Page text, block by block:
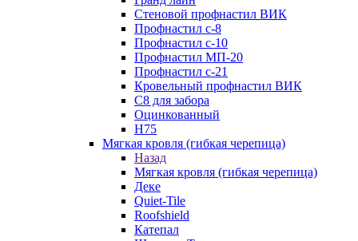
Стеновой профнастил ВИК
Профнастил с-8
Профнастил с-10
Профнастил МП-20
Профнастил с-21
Кровельный профнастил ВИК
С8 для забора
Оцинкованный
Н75
Мягкая кровля (гибкая черепица)
Назад
Мягкая кровля (гибкая черепица)
Деке
Quiet-Tile
Roofshield
Катепал